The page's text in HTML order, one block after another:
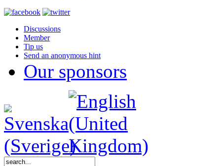
Discussions
Member
Tip us
Send an anonymous hint
Our sponsors